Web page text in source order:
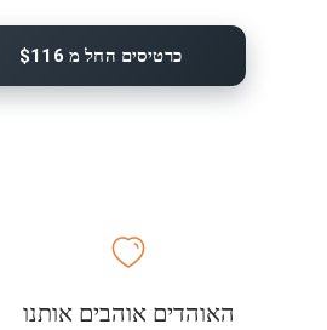
כרטיסים החל מ $116
האוהדים אוהבים אותנו